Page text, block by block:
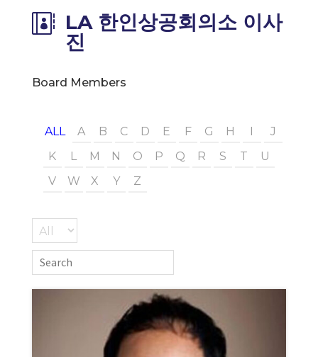
 LA 한인상공회의소 이사
진
Board Members
ALL A B C D E F G H
J
K
L M N O P Q R S T
U
V
W X Y Z